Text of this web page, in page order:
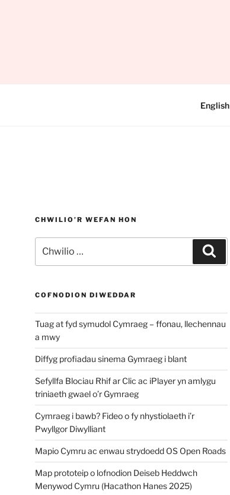
English
CHWILIO’R WEFAN HON
am:
COFNODION DIWEDDAR
Tuag at fyd symudol Cymraeg – ffonau, llechennau
a mwy
Diffyg profiadau sinema Gymraeg i blant
Sefyllfa Blociau Rhif ar Clic ac iPlayer yn amlygu
triniaeth gwael o’r Gymraeg
Cymraeg i bawb? Fideo o fy nhystiolaeth i’r
Pwyllgor Diwylliant
Mapio Cymru ac enwau strydoedd OS Open Roads
Map prototeip o lofnodion Deiseb Heddwch
Menywod Cymru (Hacathon Hanes 2025)